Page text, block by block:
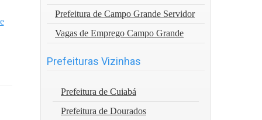
Prefeitura de Campo Grande Servidor
Vagas de Emprego Campo Grande
Prefeituras Vizinhas
Prefeitura de Cuiabá
Prefeitura de Dourados